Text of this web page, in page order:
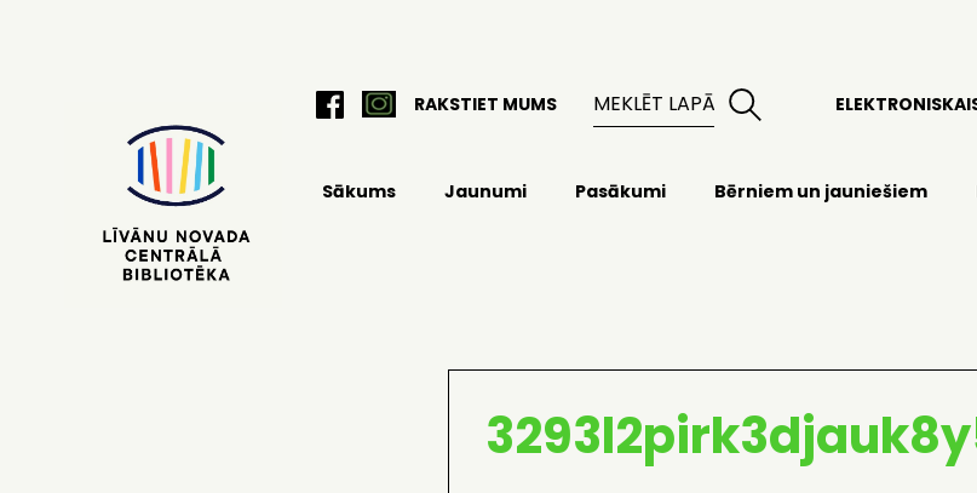
RAKSTIET MUMS
Sākums Jaunumi Pasākumi Bērniem un jauniešiem